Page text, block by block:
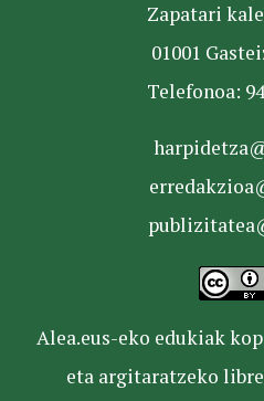
Zapatari
01001
Telefonoa:
Alea.eus-eko edukiak
eta argitaratzeko